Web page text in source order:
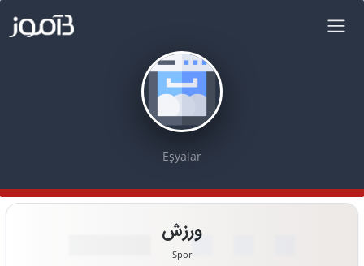
Eşyalar
ورزش
Spor